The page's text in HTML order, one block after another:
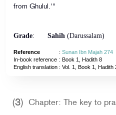
from Ghulul.'"
Grade: Sahih(Darussalam)
Reference : Sunan Ibn Majah 274
In-book reference : Book 1, Hadith 8
English translation: Vol. 1, Book 1, Hadith
(3) Chapter: The key to